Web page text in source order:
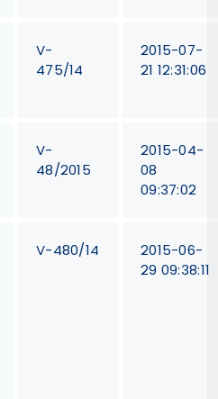
V-
475/14
2015-07-
21 12:31:06
V-
48/2015
2015-04-
08
09:37:02
V-480/14
2015-06-
29 09:38:11